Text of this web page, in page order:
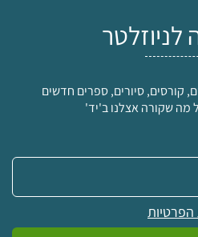
קורסים, סיורים, ספרים חדשים
מה שקורה אצלנו ב'יד'
הפרטיות